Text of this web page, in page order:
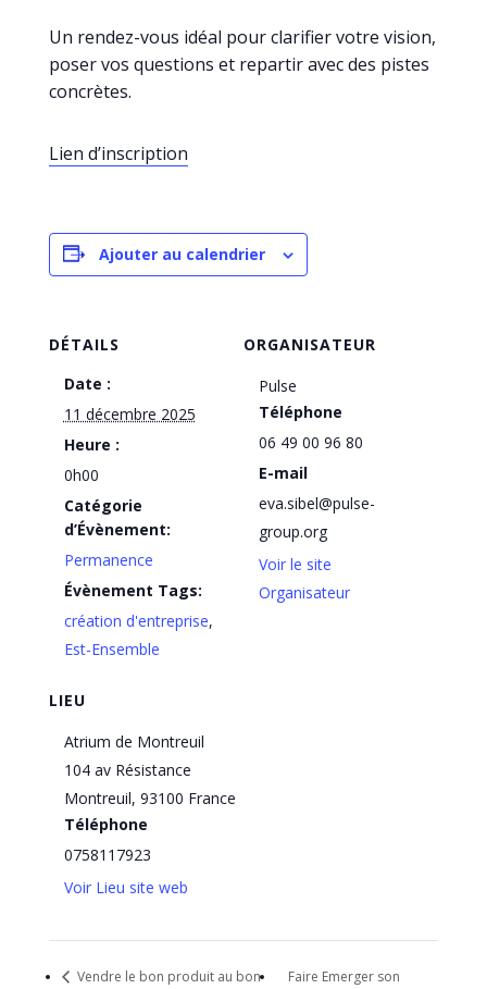
Un rendez-vous idéal pour clarifier votre vision,
poser vos questions et repartir avec des pistes
concrètes.
Lien d’inscription
Ajouter au calendrier
DÉTAILS
Date :
11 décembre 2025
Heure :
0h00
Catégorie
d’Évènement:
Permanence
Évènement Tags:
création d'entreprise,
Est-Ensemble
LIEU
Atrium de Montreuil
104 av Résistance
Montreuil, 93100 France
Téléphone
0758117923
Voir Lieu site web
ORGANISATEUR
Pulse
Téléphone
06 49 00 96 80
E-mail
eva.sibel@pulse-
group.org
Voir le site
Organisateur
Vendre le bon produit au bon
Faire Emerger son